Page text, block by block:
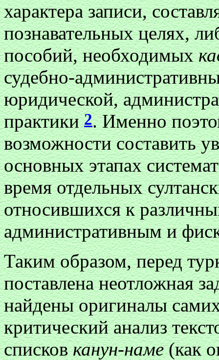
характера записи,
познавательных целях,
пособий, необходимых
судебно-
юридической,
практики2. Именно
возможности составить
основных этапах
время отдельных
относившихся к
административным и
Таким образом, перед
поставлена неотложная
найдены оригиналы
критический анализ
списковканун-наме(как